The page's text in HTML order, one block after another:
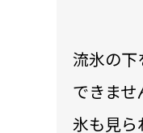
流氷の下
できませ
氷も見ら